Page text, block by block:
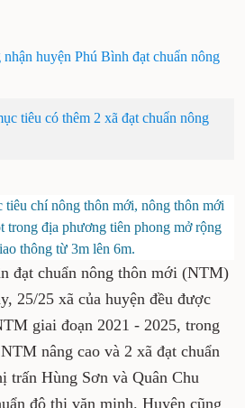
huyện Phú Bình đạt chuẩn nông
tiêu có thêm 2 xã đạt chuẩn nông
tiêu chí nông thôn mới, nông thôn mới
trong địa phương tiên phong mở rộng
thông từ 3m lên 6m.
đạt chuẩn nông thôn mới (NTM)
25/25 xã của huyện đều được
giai đoạn 2021 - 2025, trong
nâng cao và 2 xã đạt chuẩn
trấn Hùng Sơn và Quân Chu
đô thị văn minh. Huyện cũng